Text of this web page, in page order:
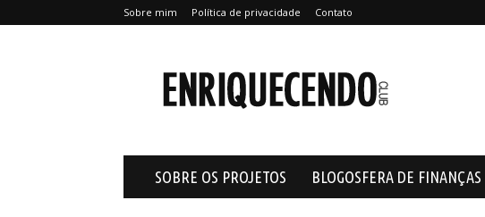
Sobre mim Política de privacidade Contato
SOBRE OS PROJETOS BLOGOSFERA DE FINANÇAS